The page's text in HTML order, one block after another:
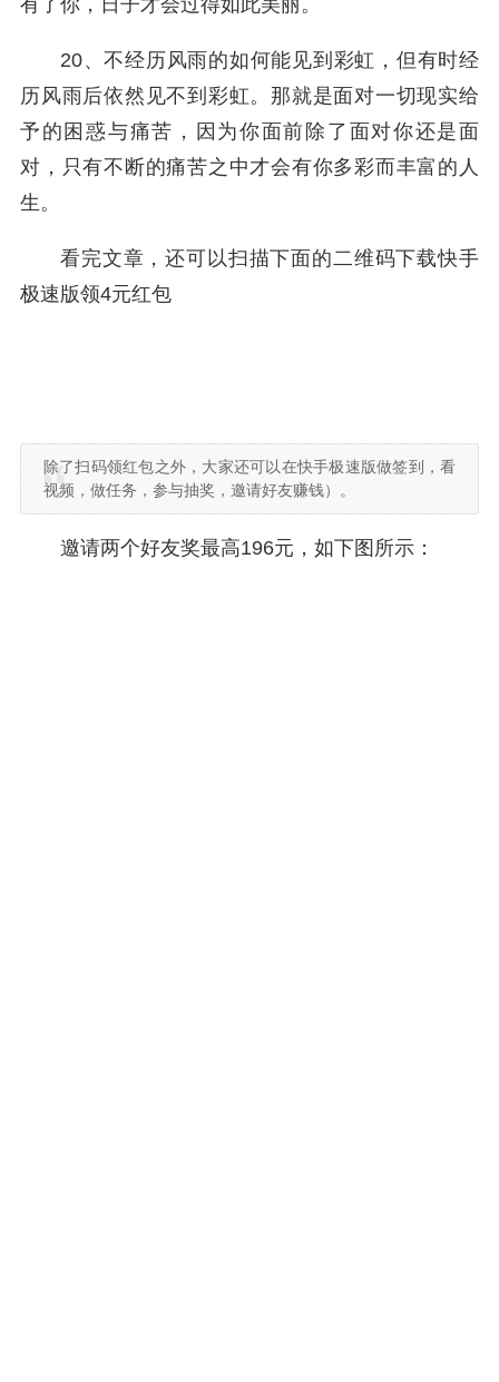
有了你，日子才会过得如此美丽。
20、不经历风雨的如何能见到彩虹，但有时经
历风雨后依然见不到彩虹。那就是面对一切现实给
予的困惑与痛苦，因为你面前除了面对你还是面
对，只有不断的痛苦之中才会有你多彩而丰富的人
生。
看完文章，还可以扫描下面的二维码下载快手
极速版领4元红包
除了扫码领红包之外，大家还可以在快手极速版做签到，看
视频，做任务，参与抽奖，邀请好友赚钱）。
邀请两个好友奖最高196元，如下图所示：